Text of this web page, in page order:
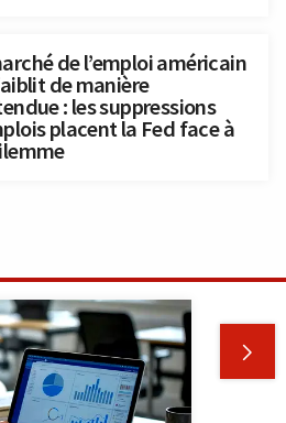
de l’emploi américain
de manière
: les suppressions
placent la Fed face à
